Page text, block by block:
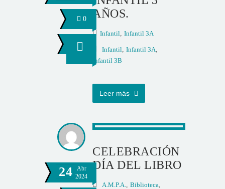
0
AÑOS.
Infantil, Infantil 3A
Infantil, Infantil 3A,
Infantil 3B
Leer más
24
Abr
2024
CELEBRACIÓN
DÍA DEL LIBRO
A.M.P.A., Biblioteca,